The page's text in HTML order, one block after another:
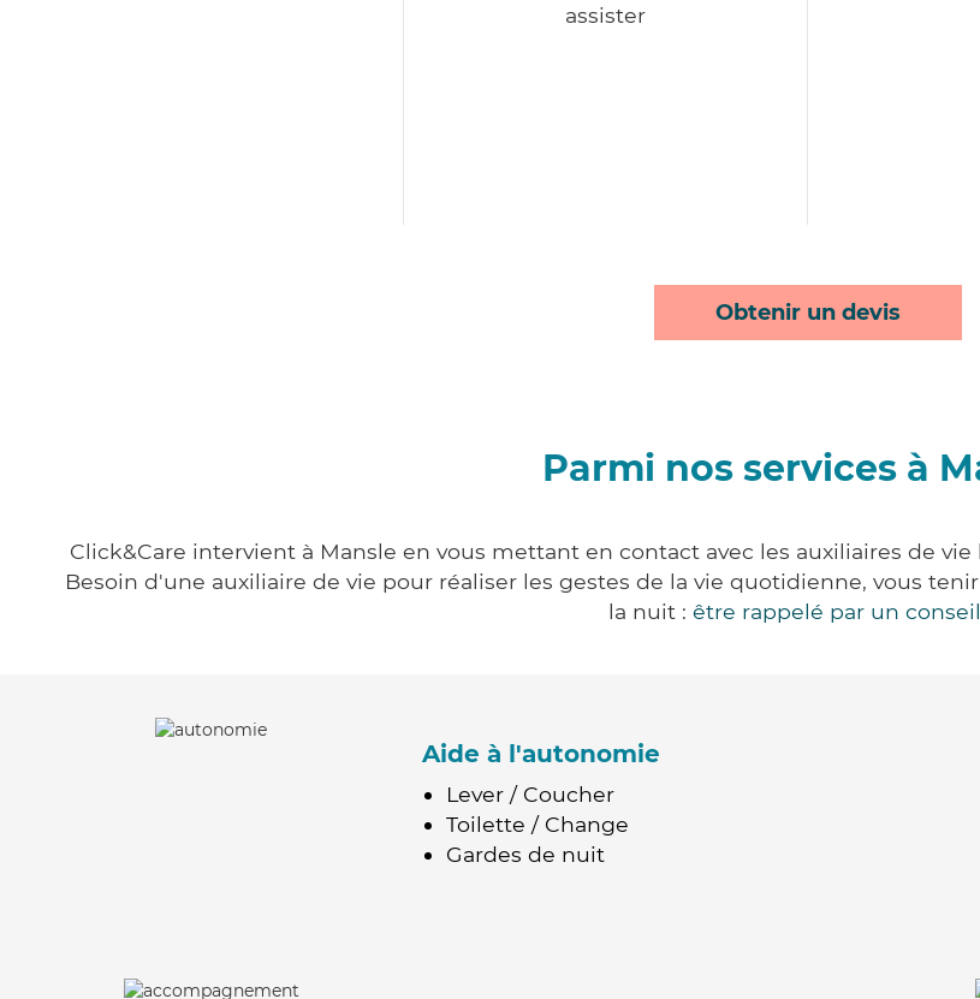
assister
Obtenir un devis
Parmi nos services à
Click&Care intervient à Mansle en vous mettant en contact avec les auxiliaires de
Besoin d'une auxiliaire de vie pour réaliser les gestes de la vie quotidienne, vous
la nuit : être rappelé par un
Aide à l'autonomie
Lever / Coucher
Toilette / Change
Gardes de nuit